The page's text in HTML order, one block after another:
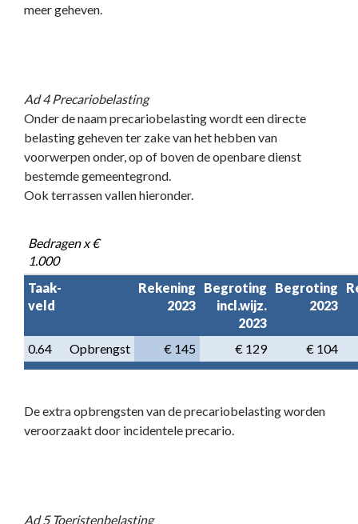
meer geheven.
Ad 4 Precariobelasting
Onder de naam precariobelasting wordt een directe
belasting geheven ter zake van het hebben van
voorwerpen onder, op of boven de openbare dienst
bestemde gemeentegrond.
Ook terrassen vallen hieronder.
Bedragen x €
1.000
Taak-
veld
Rekening
2023
Begroting
incl.wijz.
2023
Begroting
2023
0.64 Opbrengst € 145 € 129 € 104
De extra opbrengsten van de precariobelasting worden
veroorzaakt door incidentele precario.
Ad 5 Toeristenbelasting